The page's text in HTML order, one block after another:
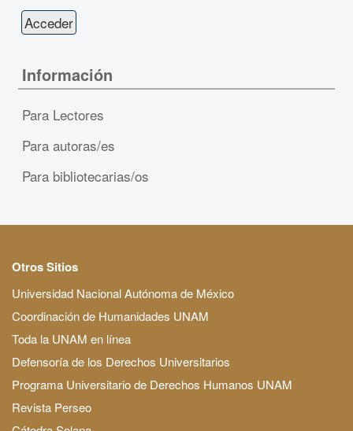
Información
Para Lectores
Para autoras/es
Para bibliotecarias/os
Otros Sitios
Universidad Nacional Autónoma de México
Coordinación de Humanidades UNAM
Toda la UNAM en línea
Defensoría de los Derechos Universitarios
Programa Universitario de Derechos Humanos UNAM
Revista Perseo